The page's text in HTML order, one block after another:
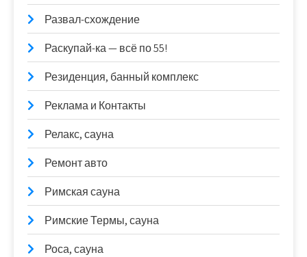
Развал-схождение
Раскупай-ка — всё по 55!
Резиденция, банный комплекс
Реклама и Контакты
Релакс, сауна
Ремонт авто
Римская сауна
Римские Термы, сауна
Роса, сауна